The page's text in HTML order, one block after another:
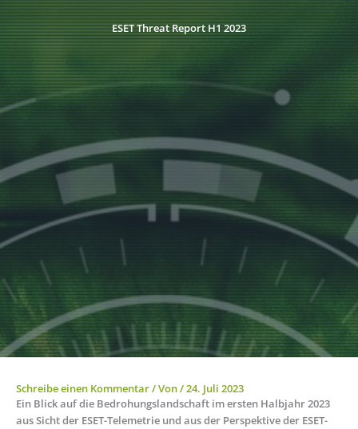
ESET Threat Report H1 2023
Schreibe einen Kommentar/ Von/24. Juli 2023
Ein Blick auf die Bedrohungslandschaft im ersten Halbjahr 2023
aus Sicht der ESET-Telemetrie und aus der Perspektive der ESET-